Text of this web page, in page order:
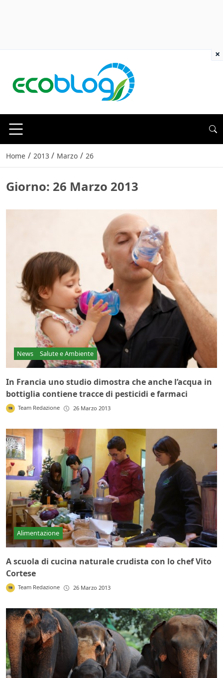
Home / 2013 / Marzo / 26
Giorno: 26 Marzo 2013
News Salute e Ambiente
In Francia uno studio dimostra che anche l’acqua in
bottiglia contiene tracce di pesticidi e farmaci
Team Redazione 26 Marzo 2013
Alimentazione
A scuola di cucina naturale crudista con lo chef Vito
Cortese
Team Redazione 26 Marzo 2013
×